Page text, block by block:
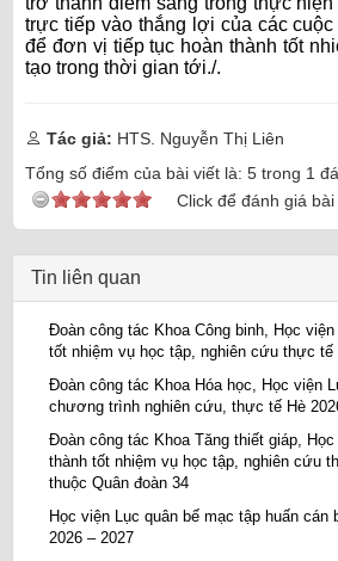
trực tiếp vào thắng lợi của các
để đơn vị tiếp tục hoàn thành tốt
tạo trong thời gian tới./.
Tác giả: HTS. Nguyễn Thị Liên
Tổng số điểm của bài viết là: 5 trong 1
Click để đánh giá bài
Tin liên quan
Đoàn công tác Khoa Công binh, Học
tốt nhiệm vụ học tập, nghiên cứu thực tế
Đoàn công tác Khoa Hóa học, Học viện
chương trình nghiên cứu, thực tế Hè
Đoàn công tác Khoa Tăng thiết giáp,
thành tốt nhiệm vụ học tập, nghiên cứu
thuộc Quân đoàn 34
Học viện Lục quân bế mạc tập huấn cán
2026 – 2027